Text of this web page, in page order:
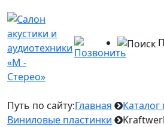
Путь по сайту:Главная
Виниловые пластинки